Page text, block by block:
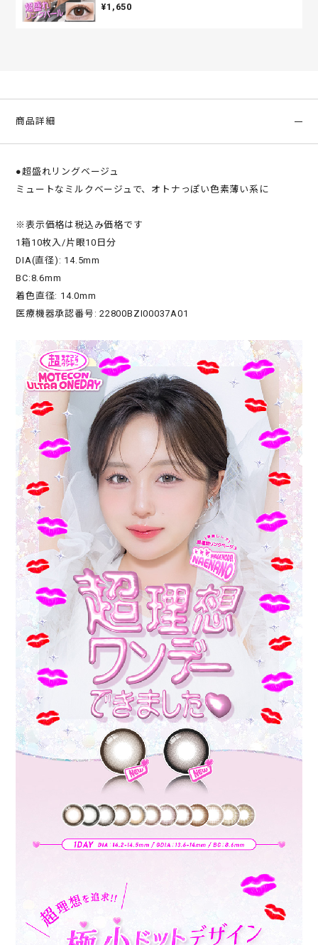
¥1,650
商品詳細
●超盛れリングベージュ
ミュートなミルクベージュで、オトナっぽい色素薄い系に
※表示価格は税込み価格です
1箱10枚入/片眼10日分
DIA(直径): 14.5mm
BC:8.6mm
着色直径: 14.0mm
医療機器承認番号: 22800BZI00037A01